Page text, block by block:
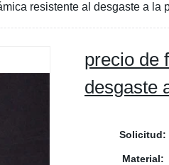
resistente al desgaste a la
precio de
desgaste
Solicitud:
Material: